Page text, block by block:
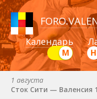
FORO.
Календарь
Н
М
1 августа
Сток Сити — Валенсия